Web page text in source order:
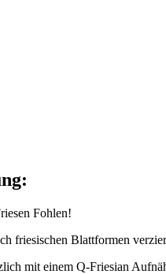
Fohlen!
friesischen Blattformen
mit einem Q-Friesian